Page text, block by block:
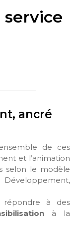
ancré
de ces
et l’animation
selon le modèle
répondre à des
à la